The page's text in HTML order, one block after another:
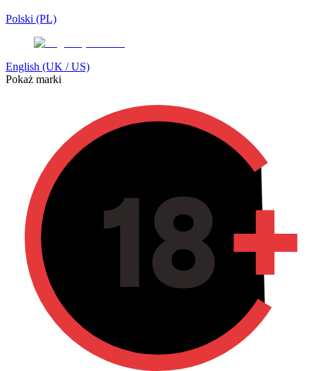
Polski (PL)
English (UK / US)
Pokaż marki